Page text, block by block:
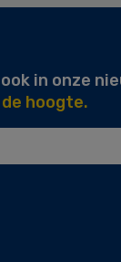
in onze
hoogte.